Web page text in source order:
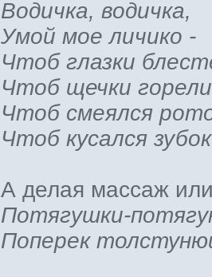
Водичка, водичка,
Умой мое личико -
Чтоб глазки
Чтоб щечки
Чтоб смеялся
Чтоб кусался
А делая массаж
Потягушки-
Поперек